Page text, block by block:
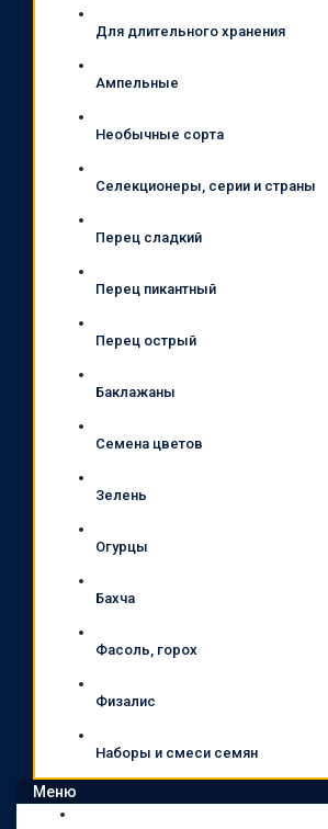
Для длительного хранения
Ампельные
Необычные сорта
Селекционеры, серии и страны
Перец сладкий
Перец пикантный
Перец острый
Баклажаны
Семена цветов
Зелень
Огурцы
Бахча
Фасоль, горох
Физалис
Наборы и смеси семян
Меню